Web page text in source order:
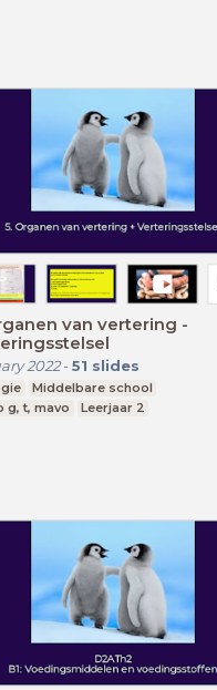
van vertering -
2022- 51 slides
Middelbare school
g, t, mavo
Leerjaar 2